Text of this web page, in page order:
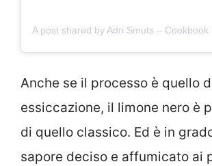
Anche se il processo è quello
essiccazione, il limone nero è
di quello classico. Ed è in
sapore deciso e affumicato ai